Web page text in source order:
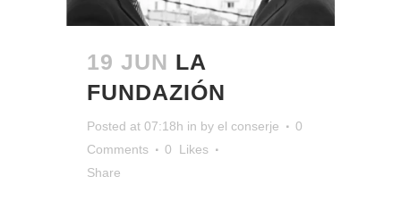
19 JUN LA
FUNDAZIÓN
Posted at 07:18h in by el conserje
0
Comments
0
Likes
Share